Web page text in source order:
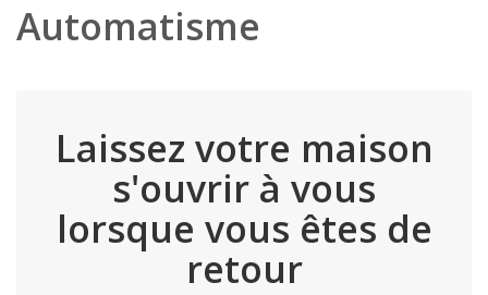
Automatisme
Laissez votre maison
s'ouvrir à vous
lorsque vous êtes de
retour